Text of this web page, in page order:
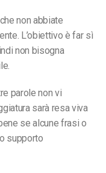
non abbiate
L’obiettivo è far sì
non bisogna
parole non vi
sarà resa viva
se alcune frasi o
supporto